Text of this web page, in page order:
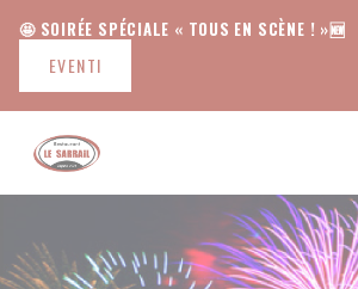
🤩 SOIRÉE SPÉCIALE « TOUS EN SCÈNE ! »🆕
EVENTI